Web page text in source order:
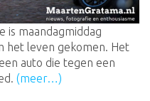
is maandagmiddag
het leven gekomen. Het
auto die tegen een
(meer…)